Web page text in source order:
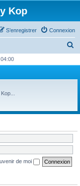
Kop
Connexion
S’enregistrer
h
c
de moi